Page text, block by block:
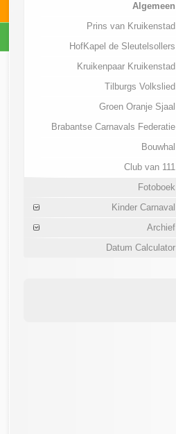
Algemeen
Prins van Kruikenstad
HofKapel de Sleutelsollers
Kruikenpaar Kruikenstad
Tilburgs Volkslied
Groen Oranje Sjaal
Brabantse Carnavals Federatie
Bouwhal
Club van 111
Fotoboek
Kinder Carnaval
Archief
Datum Calculator